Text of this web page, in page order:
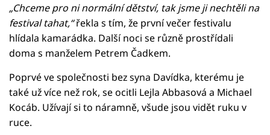
„Chceme pro ni normální dětství, tak jsme ji nechtěli na
festival tahat,“řekla s tím, že první večer festivalu
hlídala kamarádka. Další noci se různě prostřídali
doma s manželem Petrem Čadkem.
Poprvé ve společnosti bez syna Davídka, kterému je
také už více než rok, se ocitli Lejla Abbasová a Michael
Kocáb. Užívají si to náramně, všude jsou vidět ruku v
ruce.